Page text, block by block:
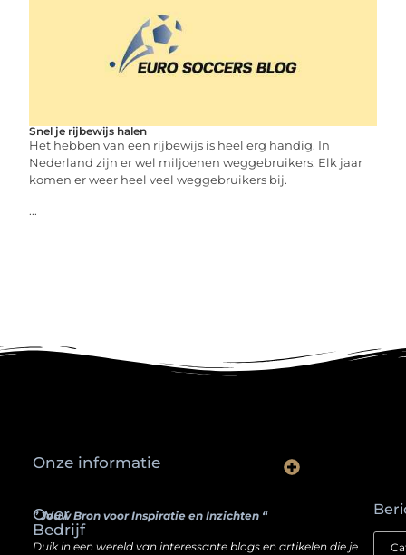
Snel je rijbewijs halen
Het hebben van een rijbewijs is heel erg handig. In
Nederland zijn er wel miljoenen weggebruikers. Elk jaar
komen er weer heel veel weggebruikers bij.
...
Over
Bedrijf
” Jouw Bron voor Inspiratie en Inzichten “
Duik in een wereld van interessante blogs en artikelen die je
Onze informatie